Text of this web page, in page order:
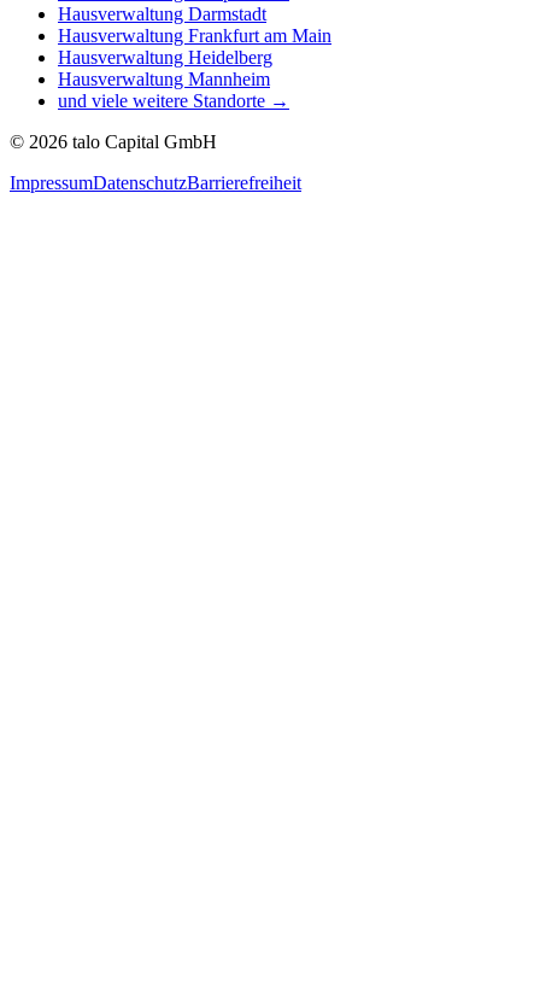
Hausverwaltung Darmstadt
Hausverwaltung Frankfurt am Main
Hausverwaltung Heidelberg
Hausverwaltung Mannheim
und viele weitere Standorte →
© 2026 talo Capital GmbH
ImpressumDatenschutzBarrierefreiheit